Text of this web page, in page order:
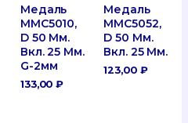
Медаль
MMC5010,
D 50 Мм.
Вкл. 25 Мм.
G-2мм
133,00₽
Медаль
MMC5052,
D 50 Мм.
Вкл. 25 Мм.
123,00 ₽